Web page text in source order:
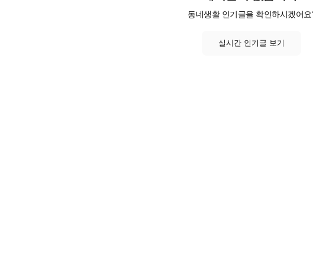
동네생활 인기글을 확인하시겠어요
실시간 인기글 보기